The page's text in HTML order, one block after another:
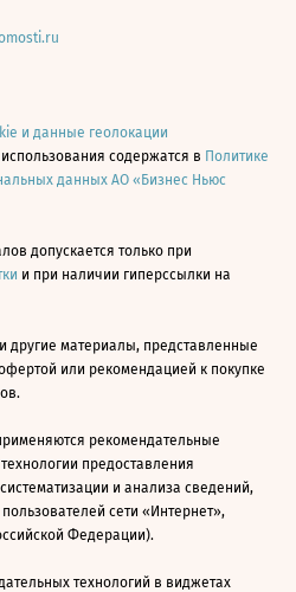
и данные геолокации
содержатся в Политике
данных АО «Бизнес Ньюс
допускается только при
и при наличии гиперссылки на
другие материалы, представленные
или рекомендацией к покупке
рекомендательные
предоставления
и анализа сведений,
сети «Интернет»,
Федерации).
технологий в виджетах